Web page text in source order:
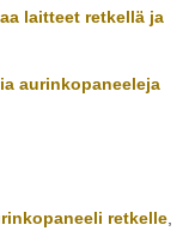
laitteet retkellä ja
aurinkopaneeleja
retkelle,